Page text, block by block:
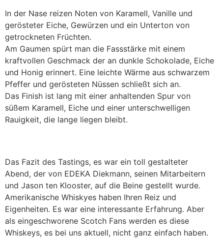
In der Nase reizen Noten von Karamell, Vanille und
gerösteter Eiche, Gewürzen und ein Unterton von
getrockneten Früchten.
Am Gaumen spürt man die Fassstärke mit einem
kraftvollen Geschmack der an dunkle Schokolade, Eiche
und Honig erinnert. Eine leichte Wärme aus schwarzem
Pfeffer und gerösteten Nüssen schließt sich an.
Das Finish ist lang mit einer anhaltenden Spur von
süßem Karamell, Eiche und einer unterschwelligen
Rauigkeit, die lange liegen bleibt.
Das Fazit des Tastings, es war ein toll gestalteter
Abend, der von EDEKA Diekmann, seinen Mitarbeitern
und Jason ten Klooster, auf die Beine gestellt wurde.
Amerikanische Whiskyes haben Ihren Reiz und
Eigenheiten. Es war eine interessante Erfahrung. Aber
als eingeschworene Scotch Fans werden es diese
Whiskeys, es bei uns aktuell, nicht ganz einfach haben.